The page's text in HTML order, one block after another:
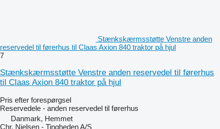
Stænkskærmsstøtte Venstre anden
reservedel til førerhus til Claas Axion 840 traktor på hjul
7
Stænkskærmsstøtte Venstre anden reservedel til førerhus
til Claas Axion 840 traktor på hjul
Pris efter forespørgsel
Reservedele - anden reservedel til førerhus
Danmark, Hemmet
Chr. Nielsen - Tingheden A/S